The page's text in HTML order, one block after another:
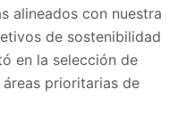
alineados con nuestra
de sostenibilidad
en la selección de
prioritarias de